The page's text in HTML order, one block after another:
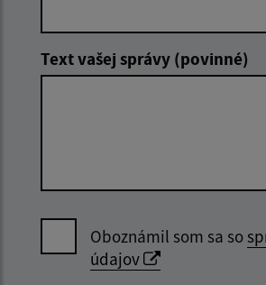
Text vašej správy (povinné)
Oboznámil som sa so
údajov